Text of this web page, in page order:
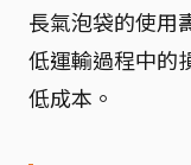
長氣泡袋的使用
低運輸過程中的
低成本。